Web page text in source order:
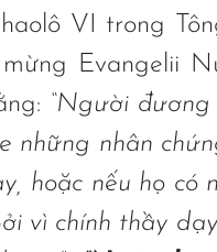
VI trong
Evangelii
“Người đương
những nhân
hoặc nếu họ có
vì chính thầy